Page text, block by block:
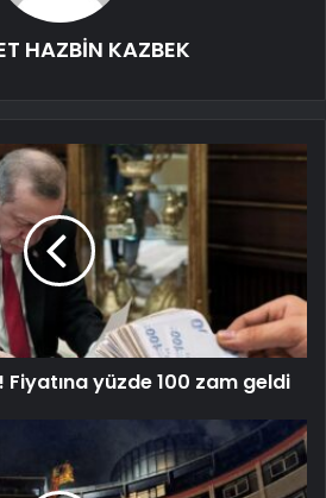
HAZBİN KAZBEK
Fiyatına yüzde 100 zam geldi